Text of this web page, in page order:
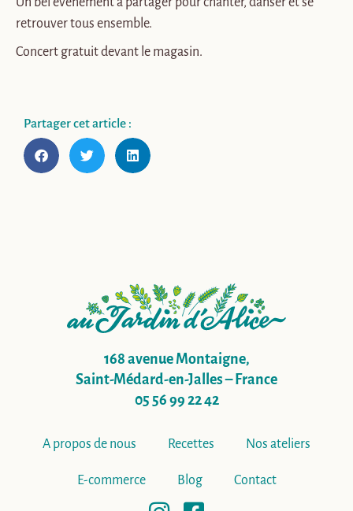
retrouver tous ensemble.
Concert gratuit devant le magasin.
Partager cet article :
168 avenue Montaigne,
Saint-Médard-en-Jalles – France
05 56 99 22 42
A propos de nous Recettes Nos ateliers
E-commerce Blog Contact